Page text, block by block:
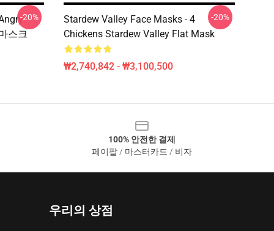
스크
-20%
Stardew Valley Face Masks - 4
Chickens Stardew Valley Flat Mask
₩2,740,842 - ₩3,100,500
-20%
100% 안전한 결제
페이팔 / 마스터카드 / 비자
우리의 상점